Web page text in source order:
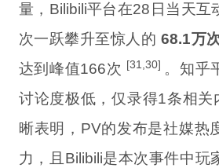
量，Bilibili平台在28日当天互
次一跃攀升至惊人的 68.1万
达到峰值166次 [31,30] 。知乎
讨论度极低，仅录得1条相关
晰表明，PV的发布是社媒热
力，且Bilibili是本次事件中玩